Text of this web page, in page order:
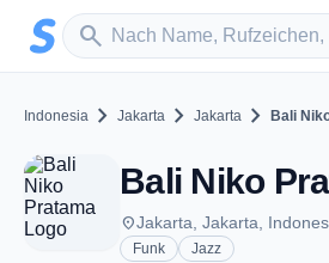
Zum Hauptinhalt springen
search
Sender suchen
Indonesia chevron_right Jakarta chevron_right Jakarta chevron_right Bali
placeJakarta, Jakarta,
Funk
Jazz